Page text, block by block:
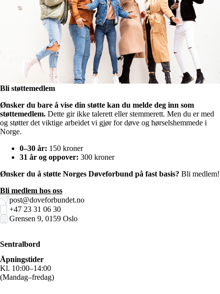
Bli støttemedlem
Ønsker du bare å vise din støtte kan du melde deg inn som
støttemedlem. Dette gir ikke talerett eller stemmerett. Men du er med
og støtter det viktige arbeidet vi gjør for døve og hørselshemmede i
Norge.
0–30 år: 150 kroner
31 år og oppover: 300 kroner
Ønsker du å støtte Norges Døveforbund på fast basis? Bli medlem!
Bli medlem hos oss
post@doveforbundet.no
+47 23 31 06 30
Grensen 9, 0159 Oslo
Sentralbord
Åpningstider
Kl. 10:00–14:00
(Mandag–fredag)